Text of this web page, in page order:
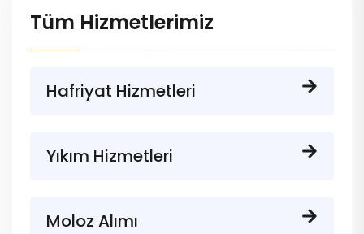
Tüm Hizmetlerimiz
Hafriyat Hizmetleri
Yıkım Hizmetleri
Moloz Alımı